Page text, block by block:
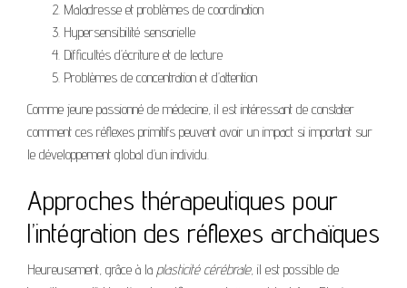
Maladresse et problèmes de coordination
Hypersensibilité sensorielle
Difficultés d’écriture et de lecture
Problèmes de concentration et d’attention
Comme jeune passionné de médecine, il est intéressant de constater
comment ces réflexes primitifs peuvent avoir un impact si important sur
le développement global d’un individu.
Approches thérapeutiques pour
l’intégration des réflexes archaïques
Heureusement, grâce à la plasticité cérébrale, il est possible de